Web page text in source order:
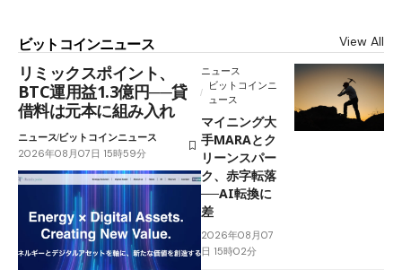
ビットコインニュース View All
リミックスポイント、
BTC運用益1.3億円──貸
借料は元本に組み入れ
ニュースビットコインニュース
2026年08月07日 15時59分
ニュース
ビットコインニ
ュース
マイニング大
手MARAとク
リーンスパー
ク、赤字転落
──AI転換に
差
2026年08月07
日 15時02分